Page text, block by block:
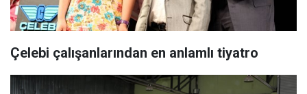
Çelebi çalışanlarından en anlamlı tiyatro